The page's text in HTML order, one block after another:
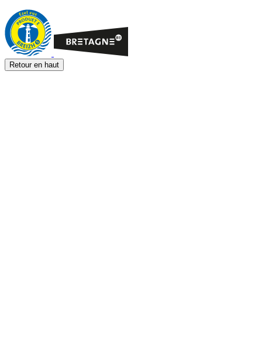
Retour en haut